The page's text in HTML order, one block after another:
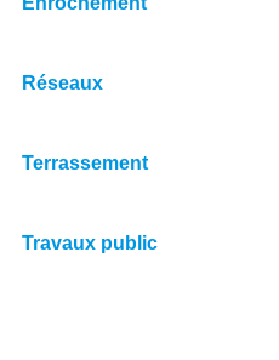
Réseaux
Terrassement
Travaux public